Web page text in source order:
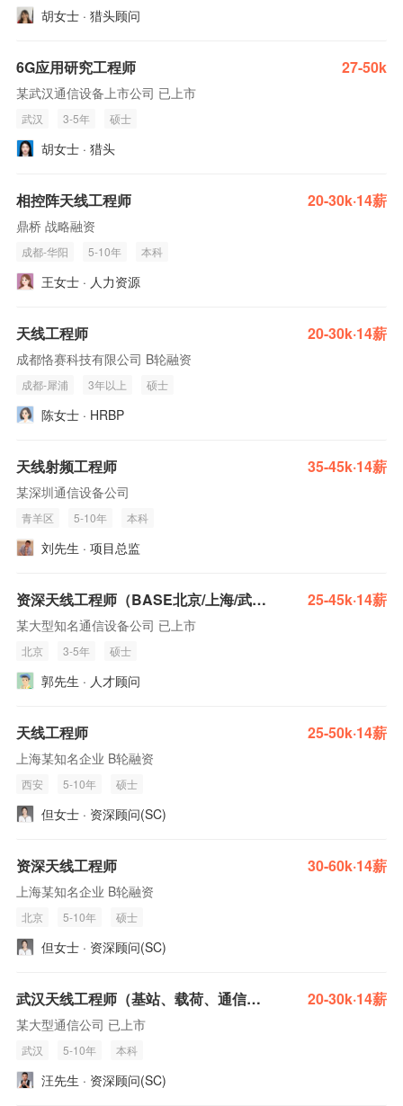
胡女士 · 猎头顾问
6G应用研究工程师 27-50k
某武汉通信设备上市公司 已上市
武汉 3-5年 硕士
胡女士 · 猎头
相控阵天线工程师 20-30k·14薪
鼎桥 战略融资
成都-华阳 5-10年 本科
王女士 · 人力资源
天线工程师 20-30k·14薪
成都恪赛科技有限公司 B轮融资
成都-犀浦 3年以上 硕士
陈女士 · HRBP
天线射频工程师 35-45k·14薪
某深圳通信设备公司
青羊区 5-10年 本科
刘先生 · 项目总监
资深天线工程师（BASE北京/上海/武汉/西安） 25-45k·14薪
某大型知名通信设备公司 已上市
北京 3-5年 硕士
郭先生 · 人才顾问
天线工程师 25-50k·14薪
上海某知名企业 B轮融资
西安 5-10年 硕士
但女士 · 资深顾问(SC)
资深天线工程师 30-60k·14薪
上海某知名企业 B轮融资
北京 5-10年 硕士
但女士 · 资深顾问(SC)
武汉天线工程师（基站、载荷、通信设备方向） 20-30k·14薪
某大型通信公司 已上市
武汉 5-10年 本科
汪先生 · 资深顾问(SC)